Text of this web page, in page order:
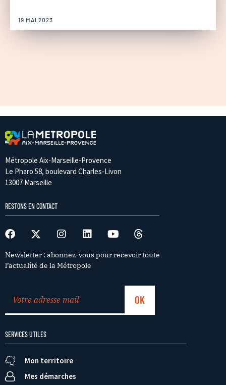
19 MAI 2023
Métropole Aix-Marseille-Provence
Le Pharo 58, boulevard Charles-Livon
13007 Marseille
RESTONS EN CONTACT
Newsletter : abonnez-vous pour recevoir toute
l’actualité de la Métropole
SERVICES UTILES
Mon territoire
Mes démarches